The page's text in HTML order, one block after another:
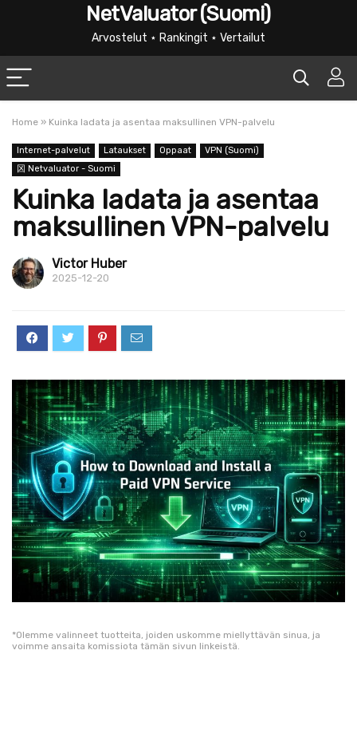
NetValuator (Suomi)
Arvostelut ⋆ Rankingit ⋆ Vertailut
Home » Kuinka ladata ja asentaa maksullinen VPN-palvelu
Internet-palvelut Lataukset Oppaat
VPN (Suomi)
龱 Netvaluator - Suomi
Kuinka ladata ja asentaa
maksullinen VPN-palvelu
Victor Huber
2025-12-20
*Olemme valinneet tuotteita, joiden uskomme miellyttävän sinua, ja
voimme ansaita komissiota tämän sivun linkeistä.